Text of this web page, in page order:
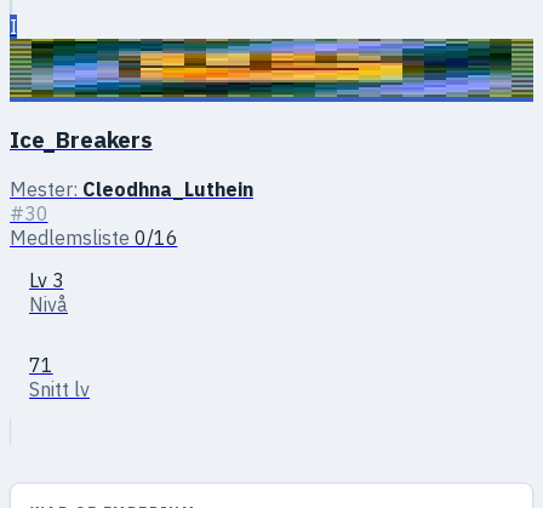
I
Ice_Breakers
Mester: Cleodhna_Luthein
#30
Medlemsliste 0/16
Lv 3
Nivå
71
Snitt lv